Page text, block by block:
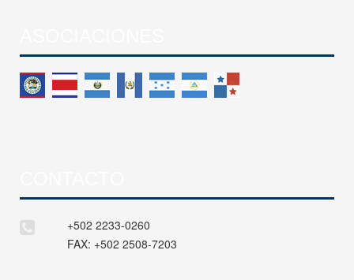
+502 2233-0260
FAX: +502 2508-7203